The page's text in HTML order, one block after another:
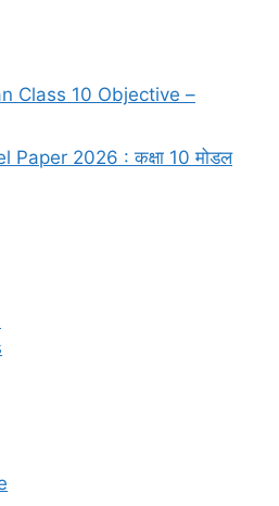
Class 10 Objective –
Paper 2026 : कक्षा 10 मोडल